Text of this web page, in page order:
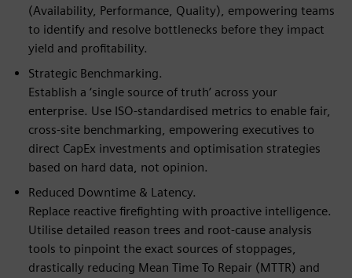
(Availability, Performance, Quality), empowering teams
to identify and resolve bottlenecks before they impact
yield and profitability.
Strategic Benchmarking.
Establish a ‘single source of truth’ across your
enterprise. Use ISO-standardised metrics to enable fair,
cross-site benchmarking, empowering executives to
direct CapEx investments and optimisation strategies
based on hard data, not opinion.
Reduced Downtime & Latency.
Replace reactive firefighting with proactive intelligence.
Utilise detailed reason trees and root-cause analysis
tools to pinpoint the exact sources of stoppages,
drastically reducing Mean Time To Repair (MTTR) and